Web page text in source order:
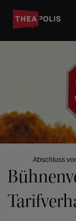
Abschluss